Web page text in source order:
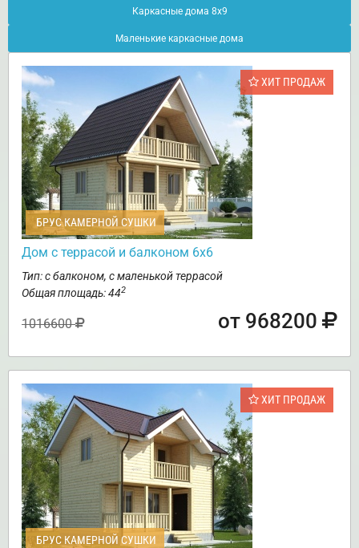
Каркасные дома 8х9
Маленькие каркасные дома
ХИТ ПРОДАЖ
БРУС КАМЕРНОЙ СУШКИ
Дом с террасой и балконом 6х6
Тип: с балконом, с маленькой террасой
Общая площадь: 442
1016600 от 968200
ХИТ ПРОДАЖ
БРУС КАМЕРНОЙ СУШКИ